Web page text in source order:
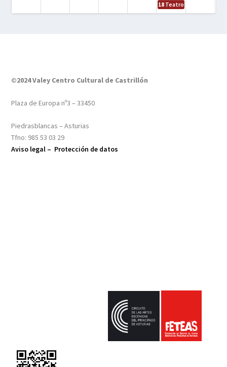
18 Teatro – Tres
©2024 Valey Centro Cultural de Castrillón
Plaza de Europa nº3 – 33450
Piedrasblancas – Asturias
Tfno: 985 53 03 29
Aviso legal – Protección de datos